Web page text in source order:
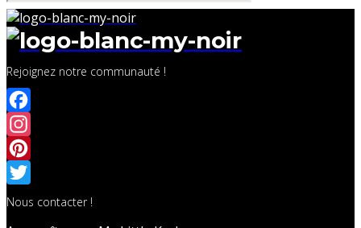
Rejoignez notre communauté !
Facebook
Instagram
Pinterest
Twitter
Nous contacter !